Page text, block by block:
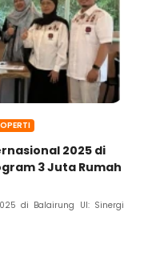
2025 di
3 Juta Rumah
di Balairung UI: Sinergi